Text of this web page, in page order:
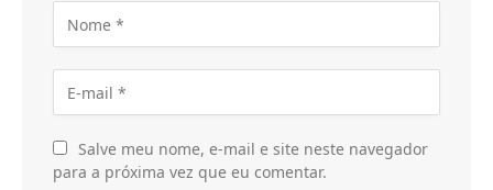
Salve meu nome, e-mail e site neste navegador
para a próxima vez que eu comentar.